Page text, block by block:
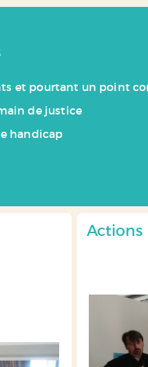
et pourtant un point
de justice
handicap
Actions